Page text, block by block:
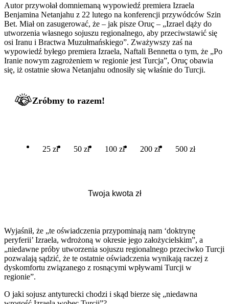
Autor przywołał domniemaną wypowiedź premiera Izraela
Benjamina Netanjahu z 22 lutego na konferencji przywódców Szin
Bet. Miał on zasugerować, że – jak pisze Oruç – „Izrael dąży do
utworzenia własnego sojuszu regionalnego, aby przeciwstawić się
osi Iranu i Bractwa Muzułmańskiego”. Zważywszy zaś na
wypowiedź byłego premiera Izraela, Naftali Bennetta o tym, że „Po
Iranie nowym zagrożeniem w regionie jest Turcja”, Oruç obawia
się, iż ostatnie słowa Netanjahu odnosiły się właśnie do Turcji.
Zróbmy to razem!
25 zł 50 zł 100 zł 200 zł 500 zł
Wyjaśnił, że „te oświadczenia przypominają nam ‘doktrynę
peryferii’ Izraela, wdrożoną w okresie jego założycielskim”, a
„niedawne próby utworzenia sojuszu regionalnego przeciwko Turcji
pozwalają sądzić, że te ostatnie oświadczenia wynikają raczej z
dyskomfortu związanego z rosnącymi wpływami Turcji w
regionie”.
O jaki sojusz antyturecki chodzi i skąd bierze się „niedawna